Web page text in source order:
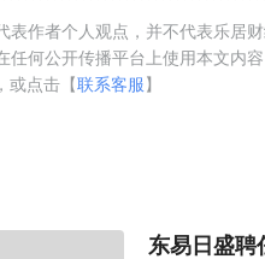
表作者个人观点，并不代表乐居
任何公开传播平台上使用本文内
或点击【联系客服】
东易日盛聘